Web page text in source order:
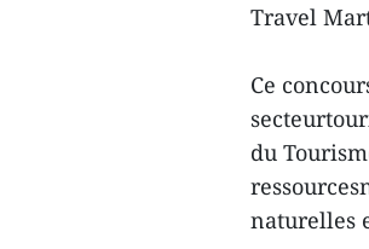
Travel
Ce
du
naturelles